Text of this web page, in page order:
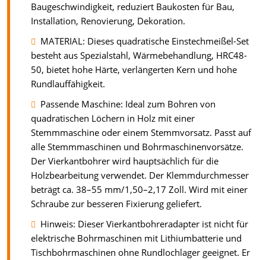
Baugeschwindigkeit, reduziert Baukosten für Bau,
Installation, Renovierung, Dekoration.
MATERIAL: Dieses quadratische Einstechmeißel-Set
besteht aus Spezialstahl, Wärmebehandlung, HRC48-
50, bietet hohe Härte, verlängerten Kern und hohe
Rundlauffähigkeit.
Passende Maschine: Ideal zum Bohren von
quadratischen Löchern in Holz mit einer
Stemmmaschine oder einem Stemmvorsatz. Passt auf
alle Stemmmaschinen und Bohrmaschinenvorsätze.
Der Vierkantbohrer wird hauptsächlich für die
Holzbearbeitung verwendet. Der Klemmdurchmesser
beträgt ca. 38–55 mm/1,50–2,17 Zoll. Wird mit einer
Schraube zur besseren Fixierung geliefert.
Hinweis: Dieser Vierkantbohreradapter ist nicht für
elektrische Bohrmaschinen mit Lithiumbatterie und
Tischbohrmaschinen ohne Rundlochlager geeignet. Er